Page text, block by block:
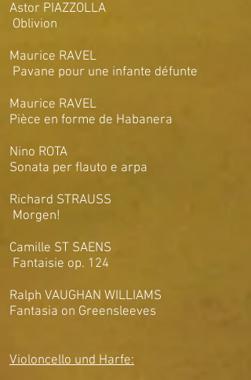
Astor PIAZZOLLA
Oblivion
Maurice RAVEL
Pavane pour une infante défunte
Maurice RAVEL
Pièce en forme de Habanera
Nino ROTA
Sonata per flauto e arpa
Richard STRAUSS
Morgen!
Camille ST SAENS
Fantaisie op. 124
Ralph VAUGHAN WILLIAMS
Fantasia on Greensleeves
Violoncello und Harfe: